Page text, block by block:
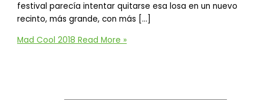
festival parecía intentar quitarse esa losa en un nuevo
recinto, más grande, con más […]
Mad Cool 2018 Read More »